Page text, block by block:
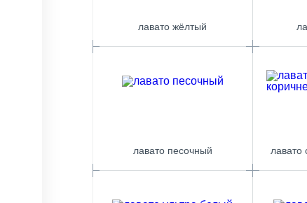
лавато жёлтый
лавато песочный лавато